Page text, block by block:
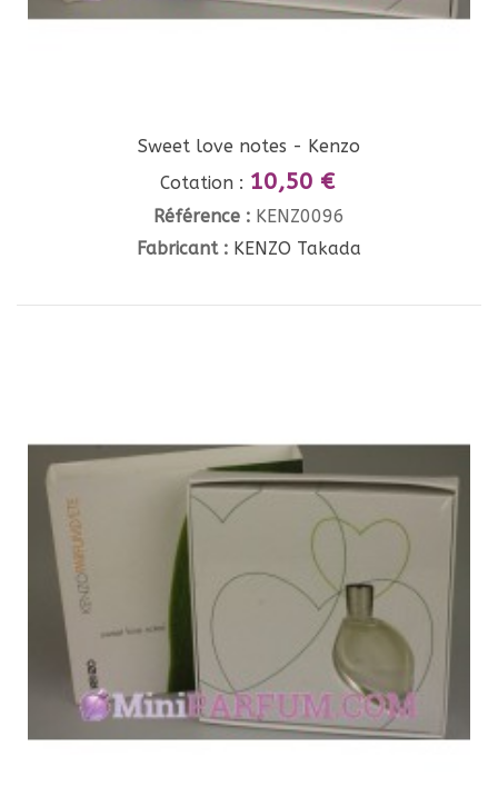
Sweet love notes - Kenzo
Cotation : 10,50 €
Référence : KENZ0096
Fabricant : KENZO Takada